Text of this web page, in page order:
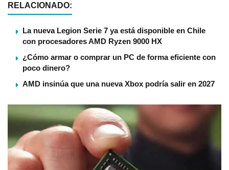
RELACIONADO:
La nueva Legion Serie 7 ya está disponible en Chile
con procesadores AMD Ryzen 9000 HX
¿Cómo armar o comprar un PC de forma eficiente con
poco dinero?
AMD insinúa que una nueva Xbox podría salir en 2027